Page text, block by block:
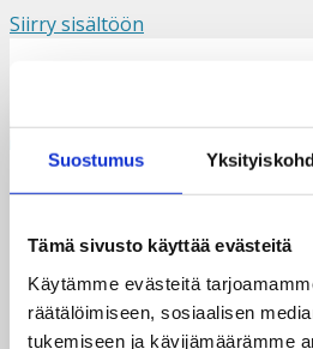
Suostumus
Tämä sivusto käyttää evästeitä
Käytämme evästeitä
räätälöimiseen, sosiaalisen
tukemiseen ja kävijämäärämme
Siirry sisältöön
Valikko
Vilma-43